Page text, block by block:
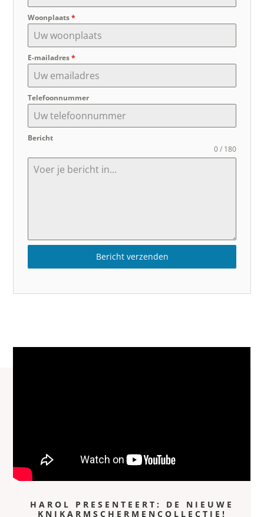
Woonplaats*
E-mailadres*
Telefoonnummer
Bericht
0 / 180
Bericht verzenden
HAROL PRESENTEERT: DE NIEUWE
KNIKARMSCHERMENCOLLECTIE!